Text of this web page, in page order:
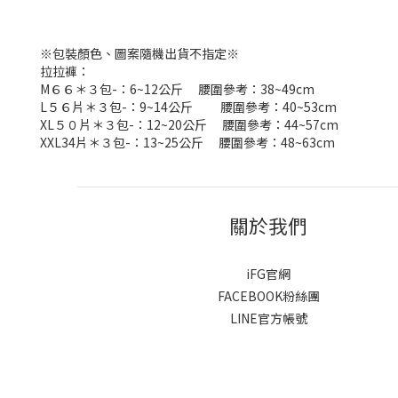
※包裝顏色、圖案隨機出貨不指定※
拉拉褲：
M６６＊３包-：6~12公斤 腰圍參考：38~49cm
L５６片＊３包-：9~14公斤 腰圍參考：40~53cm
XL５０片＊３包-：12~20公斤 腰圍參考：44~57cm
XXL34片＊３包-：13~25公斤 腰圍參考：48~63cm
關於我們
iFG官網
FACEBOOK粉絲團
LINE官方帳號